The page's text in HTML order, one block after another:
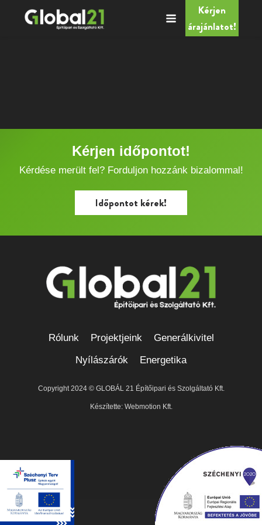
Kérjen
árajánlatot!
Kérjen időpontot!
Kérdése merült fel? Forduljon hozzánk bizalommal!
Időpontot kérek!
Rólunk Projektjeink
Generálkivitel
Nyílászárók
Energetika
Copyright 2024 © GLOBÁL 21 Építőipari és Szolgáltató Kft.
Készítette: Webmotion Kft.